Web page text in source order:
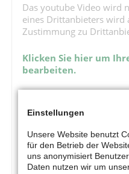
Das youtube Video wird
eines Drittanbieters wird
Zustimmung zu
Klicken Sie hier um
bearbeiten.
Einstellungen
Unsere Website benutzt
für den Betrieb der
uns anonymisiert
Daten nutzen wir um